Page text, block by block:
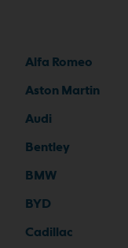
Alfa Romeo
Aston Martin
Audi
Bentley
BMW
BYD
Cadillac